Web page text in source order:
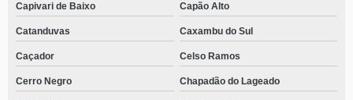
Capivari de Baixo Capão Alto
Catanduvas Caxambu do Sul
Caçador Celso Ramos
Cerro Negro Chapadão do Lageado